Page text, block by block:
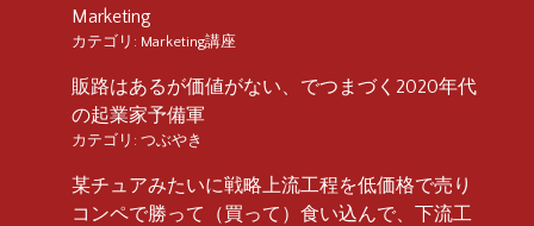
Marketing
カテゴリ: Marketing講座
販路はあるが価値がない、でつまづく2020年代
の起業家予備軍
カテゴリ: つぶやき
某チュアみたいに戦略上流工程を低価格で売り
コンペで勝って（買って）食い込んで、下流工